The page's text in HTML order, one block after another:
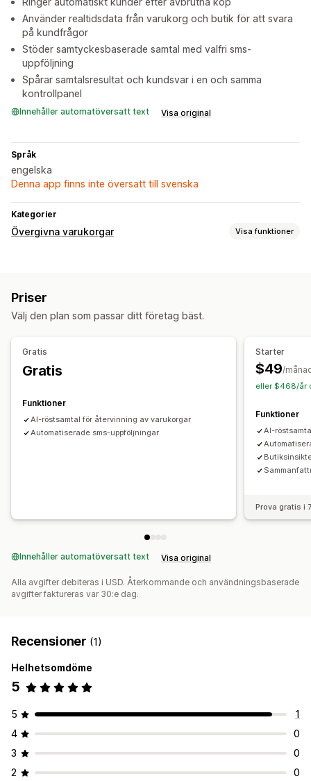
Använder realtidsdata från varukorg och butik för att svara
på kundfrågor
Stöder samtyckesbaserade samtal med valfri sms-
uppföljning
Spårar samtalsresultat och kundsvar i en och samma
kontrollpanel
Innehåller automatöversatt text Visa original
Språk
engelska
Denna app finns inte översatt till svenska
Kategorier
Övergivna varukorgar Visa funktioner
Automatiserade arbetsflöden
Priser
Välj den plan som passar ditt företag bäst.
Gratis
Gratis
Funktioner
AI-röstsamtal för återvinning av varukorgar
Automatiserade sms-uppföljningar
Starter
$49/
eller $468/år
Funktioner
AI-
Prova gratis i
Innehåller automatöversatt text Visa original
Alla avgifter debiteras i USD. Återkommande och användningsbaserade
avgifter faktureras var 30:e dag.
Recensioner (1)
Helhetsomdöme
5
5
1
4
0
3
0
2
0